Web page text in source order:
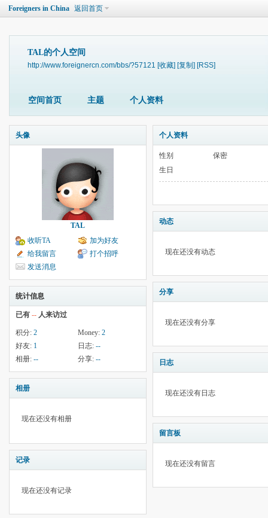
Foreigners in China 返回首页
TAL的个人空间
http://www.foreignercn.com/bbs/?57121 [收藏] [复制] [RSS]
空间首页 主题 个人资料
头像
TAL
收听TA
加为好友
给我留言
打个招呼
发送消息
统计信息
已有 -- 人来访过
积分: 2 Money: 2
好友: 1 日志: --
相册: -- 分享: --
相册
现在还没有相册
记录
现在还没有记录
个人资料
性别
保密
生日
动态
现在还没有动态
分享
现在还没有分享
日志
现在还没有日志
留言板
现在还没有留言